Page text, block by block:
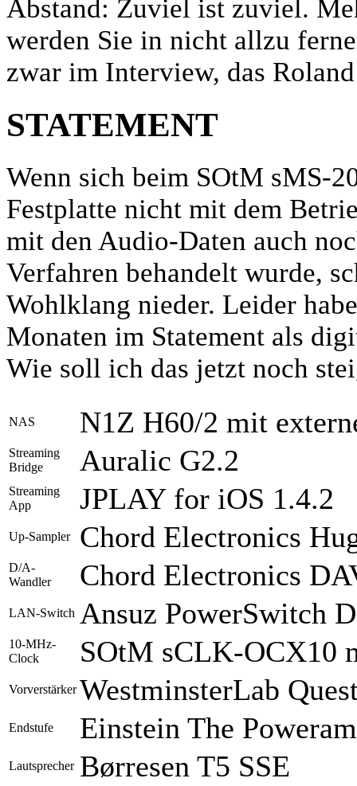
Abstand: Zuviel ist zuviel.
werden Sie in nicht allzu
zwar im Interview, das
STATEMENT
Wenn sich beim SOtM sMS-
Festplatte nicht mit dem
mit den Audio-Daten auch
Verfahren behandelt wurde,
Wohlklang nieder. Leider
Monaten im Statement als
Wie soll ich das jetzt noch
NAS N1Z H60/2 mit
Streaming
Bridge
Auralic G2.2
Streaming
App
JPLAY for iOS 1.4.2
Up-Sampler Chord Electronics
D/A-
Wandler
Chord Electronics
LAN-Switch Ansuz PowerSwitch
10-MHz-
Clock
SOtM sCLK-OCX10
Vorverstärker WestminsterLab
Endstufe Einstein The
Lautsprecher Børresen T5 SSE